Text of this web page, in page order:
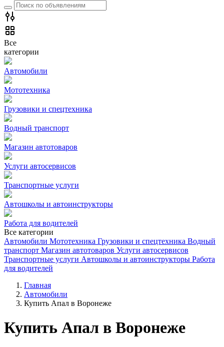
Все
категории
Автомобили
Мототехника
Грузовики и спецтехника
Водный транспорт
Магазин автотоваров
Услуги автосервисов
Транспортные услуги
Автошколы и автоинструкторы
Работа для водителей
Все категории
Автомобили Мототехника Грузовики и спецтехника Водный
транспорт Магазин автотоваров Услуги автосервисов
Транспортные услуги Автошколы и автоинструкторы Работа
для водителей
Главная
Автомобили
Купить Апал в Воронеже
Купить Апал в Воронеже